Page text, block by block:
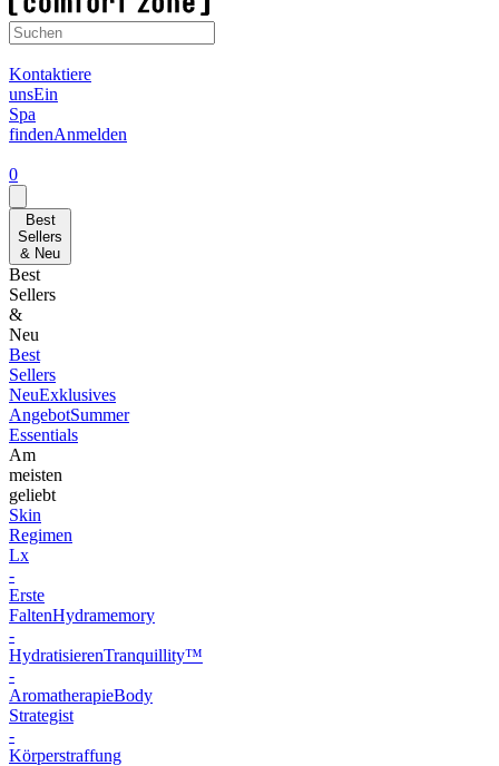
Kontaktiere
unsEin
Spa
findenAnmelden
0
Best
Sellers
& Neu
Best
Sellers
&
Neu
Best
Sellers
NeuExklusives
AngebotSummer
Essentials
Am
meisten
geliebt
Skin
Regimen
Lx
-
Erste
FaltenHydramemory
-
HydratisierenTranquillity™
-
AromatherapieBody
Strategist
-
Körperstraffung